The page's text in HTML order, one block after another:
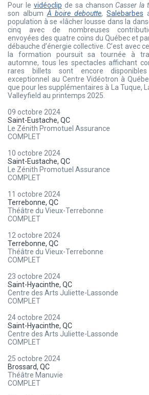
Pour le vidéoclip de sa chanson Casser la
son album À boire deboutte,Salebarbes
population à se «lâcher lousse dans la
cinq avec de nombreuses
envoyées des quatre coins du Québec et
débauche d’énergie collective. C’est avec
la formation poursuit sa tournée à
automne, tous les spectacles affichant
rares billets sont encore
exceptionnel au Centre Vidéotron à
que pour les supplémentaires à La Tuque,
Valleyfield au printemps 2025.
09 octobre 2024
Saint-Eustache, QC
Le Zénith Promotuel Assurance
COMPLET
10 octobre 2024
Saint-Eustache, QC
Le Zénith Promotuel Assurance
COMPLET
11 octobre 2024
Terrebonne, QC
Théâtre du Vieux-Terrebonne
COMPLET
12 octobre 2024
Terrebonne, QC
Théâtre du Vieux-Terrebonne
COMPLET
23 octobre 2024
Saint-Hyacinthe, QC
Centre des Arts Juliette-Lassonde
COMPLET
24 octobre 2024
Saint-Hyacinthe, QC
Centre des Arts Juliette-Lassonde
COMPLET
25 octobre 2024
Brossard, QC
Théâtre Manuvie
COMPLET